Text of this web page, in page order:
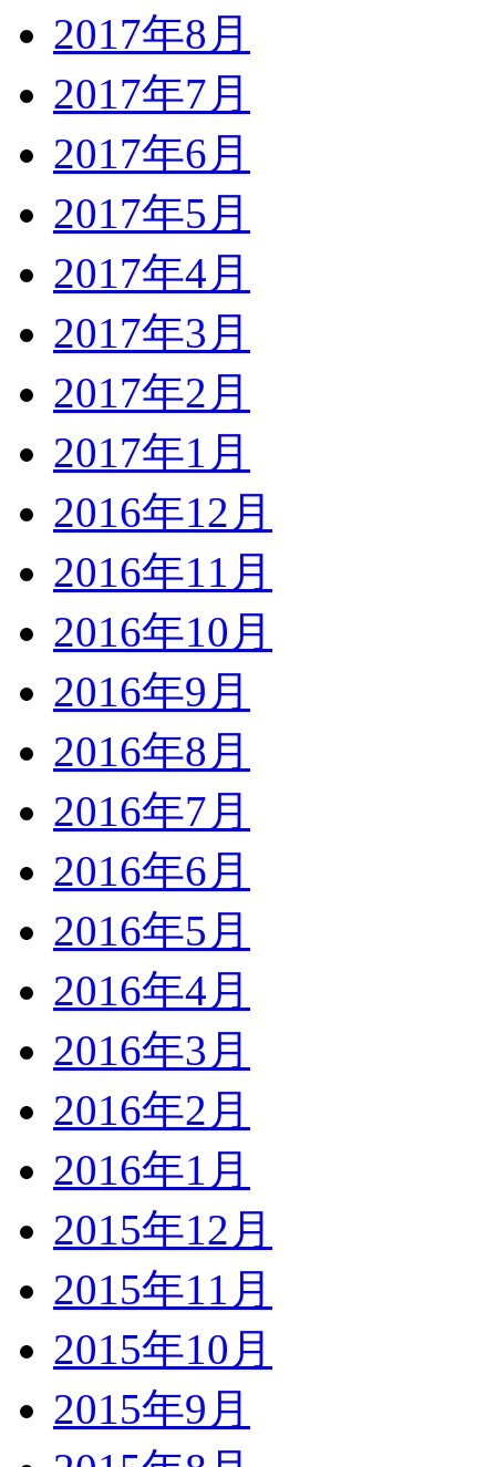
2017年8月
2017年7月
2017年6月
2017年5月
2017年4月
2017年3月
2017年2月
2017年1月
2016年12月
2016年11月
2016年10月
2016年9月
2016年8月
2016年7月
2016年6月
2016年5月
2016年4月
2016年3月
2016年2月
2016年1月
2015年12月
2015年11月
2015年10月
2015年9月